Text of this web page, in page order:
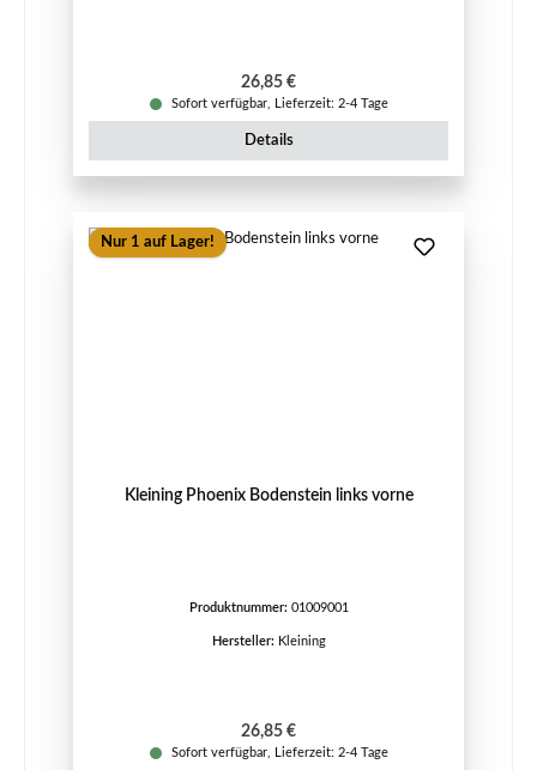
Regulärer Preis:
26,85 €
Sofort verfügbar, Lieferzeit: 2-4 Tage
Details
Nur 1 auf Lager!
Kleining Phoenix Bodenstein links vorne
Produktnummer: 01009001
Hersteller: Kleining
Regulärer Preis:
26,85 €
Sofort verfügbar, Lieferzeit: 2-4 Tage